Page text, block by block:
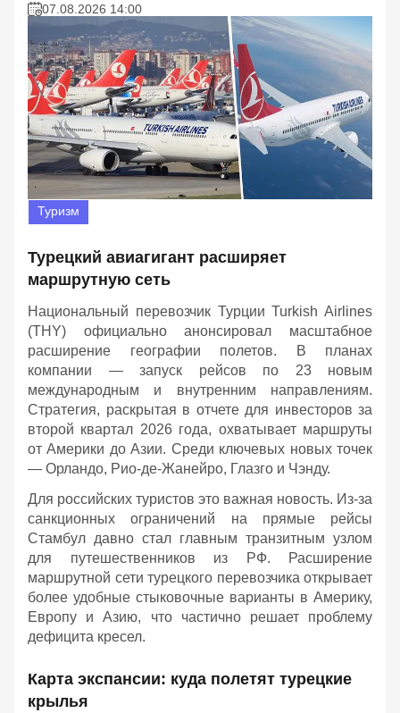
07.08.2026 14:00
Туризм
Турецкий авиагигант расширяет
маршрутную сеть
Национальный перевозчик Турции Turkish Airlines
(THY) официально анонсировал масштабное
расширение географии полетов. В планах
компании — запуск рейсов по 23 новым
международным и внутренним направлениям.
Стратегия, раскрытая в отчете для инвесторов за
второй квартал 2026 года, охватывает маршруты
от Америки до Азии. Среди ключевых новых точек
— Орландо, Рио-де-Жанейро, Глазго и Чэнду.
Для российских туристов это важная новость. Из-за
санкционных ограничений на прямые рейсы
Стамбул давно стал главным транзитным узлом
для путешественников из РФ. Расширение
маршрутной сети турецкого перевозчика открывает
более удобные стыковочные варианты в Америку,
Европу и Азию, что частично решает проблему
дефицита кресел.
Карта экспансии: куда полетят турецкие
крылья